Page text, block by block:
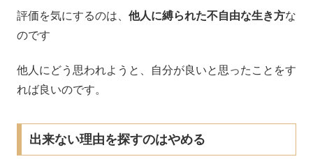
評価を気にするのは、 他人に縛られた不自由な生き方な
のです
他人にどう思われようと、自分が良いと思ったことをす
れば良いのです。
出来ない理由を探すのはやめる